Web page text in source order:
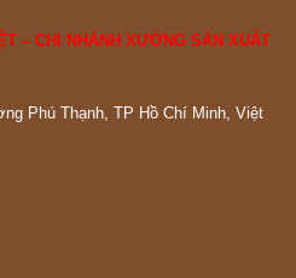
– CHI NHÁNH XƯỞNG SẢN XUẤT
Phú Thạnh, TP Hồ Chí Minh, Việt